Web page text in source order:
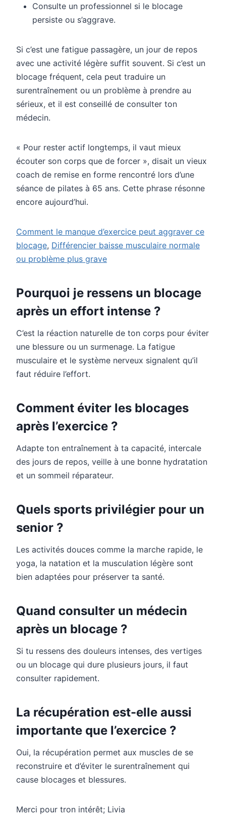
Consulte un professionnel si le blocage
persiste ou s’aggrave.
Si c’est une fatigue passagère, un jour de repos
avec une activité légère suffit souvent. Si c’est un
blocage fréquent, cela peut traduire un
surentraînement ou un problème à prendre au
sérieux, et il est conseillé de consulter ton
médecin.
« Pour rester actif longtemps, il vaut mieux
écouter son corps que de forcer », disait un vieux
coach de remise en forme rencontré lors d’une
séance de pilates à 65 ans. Cette phrase résonne
encore aujourd’hui.
Comment le manque d’exercice peut aggraver ce
blocage, Différencier baisse musculaire normale
ou problème plus grave
Pourquoi je ressens un blocage
après un effort intense ?
C’est la réaction naturelle de ton corps pour éviter
une blessure ou un surmenage. La fatigue
musculaire et le système nerveux signalent qu’il
faut réduire l’effort.
Comment éviter les blocages
après l’exercice ?
Adapte ton entraînement à ta capacité, intercale
des jours de repos, veille à une bonne hydratation
et un sommeil réparateur.
Quels sports privilégier pour un
senior ?
Les activités douces comme la marche rapide, le
yoga, la natation et la musculation légère sont
bien adaptées pour préserver ta santé.
Quand consulter un médecin
après un blocage ?
Si tu ressens des douleurs intenses, des vertiges
ou un blocage qui dure plusieurs jours, il faut
consulter rapidement.
La récupération est-elle aussi
importante que l’exercice ?
Oui, la récupération permet aux muscles de se
reconstruire et d’éviter le surentraînement qui
cause blocages et blessures.
Merci pour tron intérêt; Livia